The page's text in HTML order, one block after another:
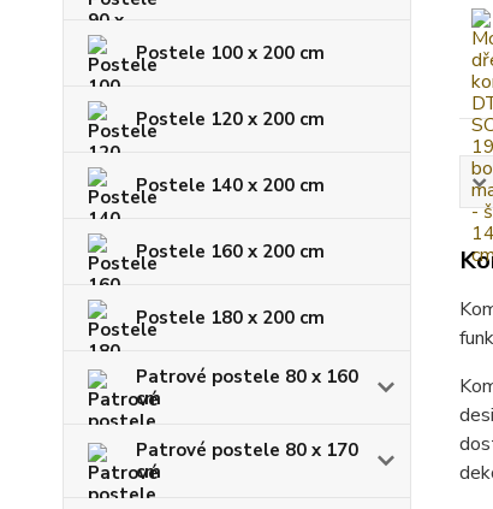
Postele 100 x 200 cm
Postele 120 x 200 cm
Postele 140 x 200 cm
Postele 160 x 200 cm
Postele 180 x 200 cm
Patrové postele 80 x 160
cm
Patrové postele 80 x 170
cm